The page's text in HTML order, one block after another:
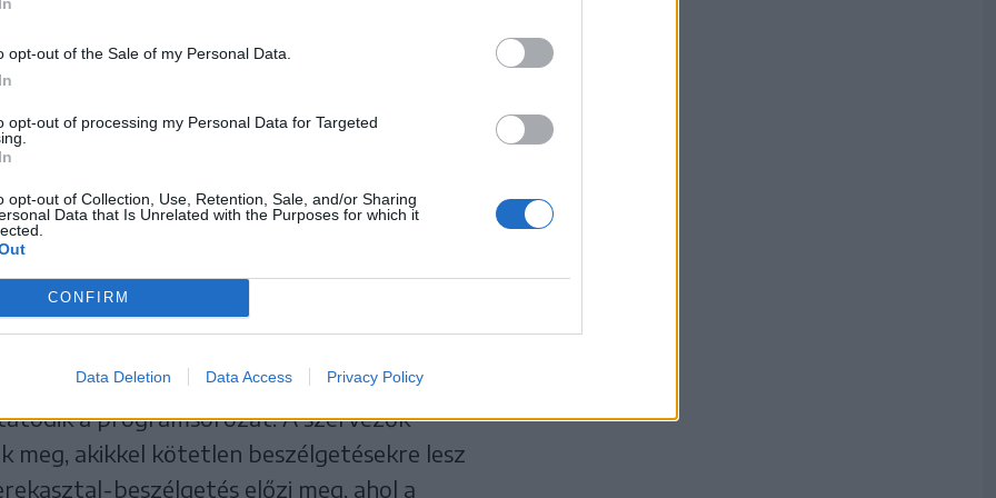
opt-out of the Sale of my Personal Data.
opt-out of processing my Personal Data for Targeted
opt-out of Collection, Use, Retention, Sale, and/or Sharing
Data that Is Unrelated with the Purposes for which it
CONFIRM
Data Deletion Data Access Privacy Policy
órától tartják a múzeum udvarán felállított
a Salamon’s Jam Orchestra lép
kron csoporttal közösen idézi meg a
dalait és zenei korszakait.
egészen a kétezres évekig hangzanak
az LGT, a Neoton Família, a Bikini,
is felcsendülnek majd. A műsort rövid
színesítik, amelyek az egyes
be. Az est zárásaként Bernád
be Dalok a tűz körül című előadásukat.
a programsorozat. A szervezők
meg, akikkel kötetlen beszélgetésekre lesz
beszélgetés előzi meg, ahol a